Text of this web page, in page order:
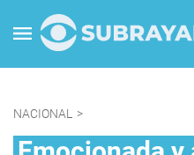
NACIONAL >